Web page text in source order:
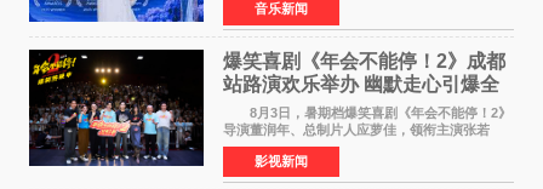
Creative Awards白金奖（Platinum Winner）、
英国London Design
音乐新闻
爆笑喜剧《年会不能停！2》成都
站路演欢乐举办 幽默走心引爆全
场共鸣
8月3日，暑期档爆笑喜剧《年会不能停！2》
导演董润年、总制片人应萝佳，领衔主演张若
昀、白客，惊喜出演庄达菲，特别主演孙艺洲，
特别出演田雨，友情出演欧阳奋强出席成都路
演，与观众近距离互
影视新闻